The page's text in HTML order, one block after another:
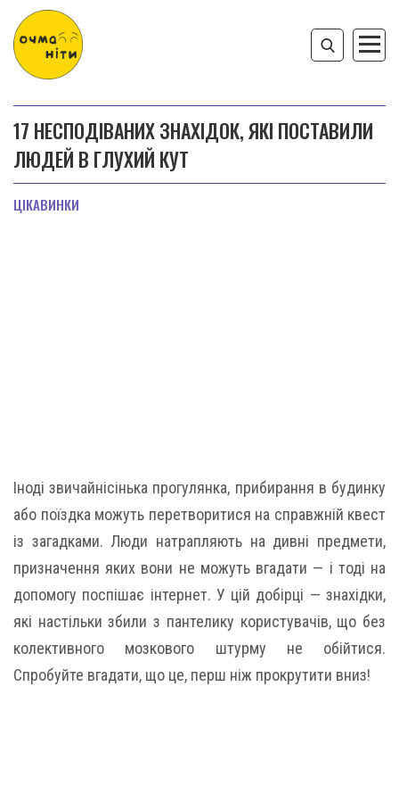
17 НЕСПОДІВАНИХ ЗНАХІДОК, ЯКІ ПОСТАВИЛИ
ЛЮДЕЙ В ГЛУХИЙ КУТ
ЦІКАВИНКИ
Іноді звичайнісінька прогулянка, прибирання в будинку
або поїздка можуть перетворитися на справжній квест
із загадками. Люди натрапляють на дивні предмети,
призначення яких вони не можуть вгадати — і тоді на
допомогу поспішає інтернет. У цій добірці — знахідки,
які настільки збили з пантелику користувачів, що без
колективного мозкового штурму не обійтися.
Спробуйте вгадати, що це, перш ніж прокрутити вниз!